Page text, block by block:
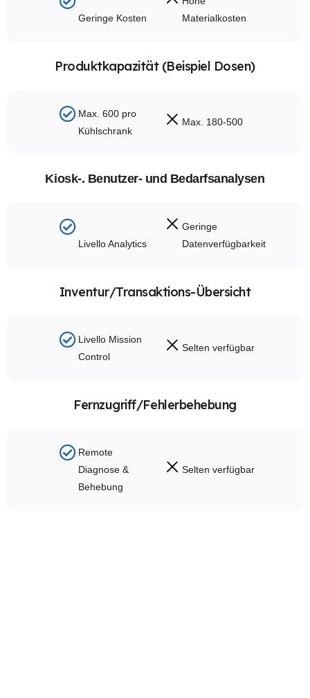
Geringe Kosten
Materialkosten
Produktkapazität (Beispiel Dosen)
Max. 600 pro
Kühlschrank
Max. 180-500
Kiosk-. Benutzer- und Bedarfsanalysen
Livello Analytics
Geringe
Datenverfügbarkeit
Inventur/Transaktions-Übersicht
Livello Mission
Control
Selten verfügbar
Fernzugriff/Fehlerbehebung
Remote
Diagnose &
Behebung
Selten verfügbar